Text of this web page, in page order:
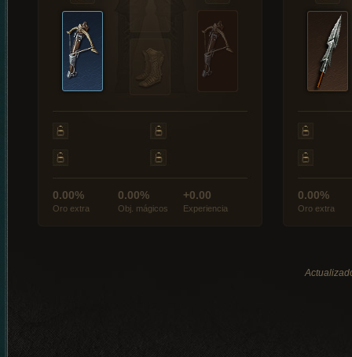
0.00%
Oro extra
0.00%
Obj. mágicos
+0.00
Experiencia
0.00%
Oro extra